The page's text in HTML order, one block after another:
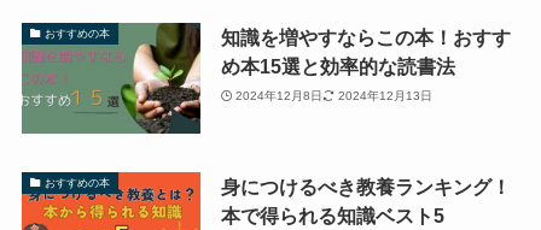
おすすめの本
知識を増やすならこの本！おすす
め本15選と効率的な読書法
2024年12月8日 2024年12月13日
おすすめの本
身につけるべき教養ランキング！
本で得られる知識ベスト5